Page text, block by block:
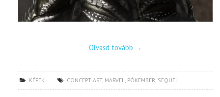
Olvasd tovább →
KÉPEK CONCEPT ART, MARVEL, PÓKEMBER, SEQUEL